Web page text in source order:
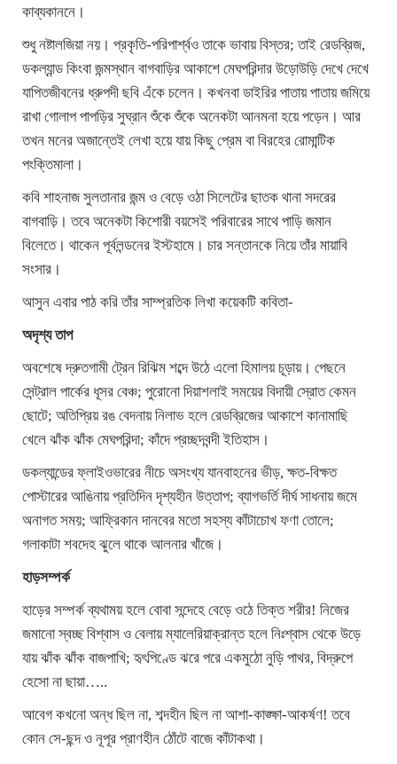
কাব্যকাননে।
শুধু নষ্টালজিয়া নয়। প্রকৃতি-পরিপার্শ্বও তাকে ভাবায় বিস্তর; তাই রেডব্রিজ,
ডকল্যান্ড কিংবা জন্মস্থান বাগবাড়ির আকাশে মেঘপরিন্দার উড়োউড়ি দেখে দেখে
যাপিতজীবনের ধ্রুপদী ছবি এঁকে চলেন। কখনবা ডাইরির পাতায় পাতায় জমিয়ে
রাখা গোলাপ পাপড়ির সুঘ্রান শুঁকে শুঁকে অনেকটা আনমনা হয়ে পড়েন। আর
তখন মনের অজান্তেই লেখা হয়ে যায় কিছু প্রেম বা বিরহের রোমান্টিক
পংক্তিমালা।
কবি শাহনাজ সুলতানার জন্ম ও বেড়ে ওঠা সিলেটের ছাতক থানা সদরের
বাগবাড়ি। তবে অনেকটা কিশোরী বয়সেই পরিবারের সাথে পাড়ি জমান
বিলেতে। থাকেন পূর্বলন্ডনের ইস্টহামে। চার সন্তানকে নিয়ে তাঁর মায়াবি
সংসার।
আসুন এবার পাঠ করি তাঁর সাম্প্রতিক লিখা কয়েকটি কবিতা-
অদৃশ্য তাপ
অবশেষে দ্রুতগামী ট্রেন রিঝিম শব্দে উঠে এলো হিমালয় চূড়ায়। পেছনে
সেন্ট্রাল পার্কের ধূসর বেঞ্চ; পুরোনো দিয়াশলাই সময়ের বিদায়ী স্রোত কেমন
ছোটে; অতিপ্রিয় রঙ বেদনায় নিলাভ হলে রেডব্রিজের আকাশে কানামাছি
খেলে ঝাঁক ঝাঁক মেঘপরিন্দা; কাঁদে প্রচ্ছদবন্দী ইতিহাস।
ডকল্যান্ডের ফ্লাইওভারের নীচে অসংখ্য যানবাহনের ভীড়, ক্ষত-বিক্ষত
পোস্টারের আঙিনায় প্রতিদিন দৃশ্যহীন উত্তাপ; ব্যাগভর্তি দীর্ঘ সাধনায় জমে
অনাগত সময়; আফ্রিকান দানবের মতো সহস্য কাঁটাচোখ ফণা তোলে;
গলাকাটা শবদেহ ঝুলে থাকে আলনার খাঁজে।
হাড়সম্পর্ক
হাড়ের সম্পর্ক ব্যথাময় হলে বোবা সন্দেহে বেড়ে ওঠে তিক্ত শরীর! নিজের
জমানো স্বচ্ছ বিশ্বাস ও বেলায় ম্যালেরিয়াক্রান্ত হলে নিঃশ্বাস থেকে উড়ে
যায় ঝাঁক ঝাঁক বাজপাখি; হৃৎপিণ্ডে ঝরে পরে একমুঠো নুড়ি পাথর, বিদ্রুপে
হেসো না ছায়া…..
আবেগ কখনো অন্ধ ছিল না, শব্দহীন ছিল না আশা-কাঙ্ক্ষা-আকর্ষণ! তবে
কোন সে-ছন্দ ও নূপূর প্রাণহীন ঠোঁটে বাজে কাঁটাকথা।